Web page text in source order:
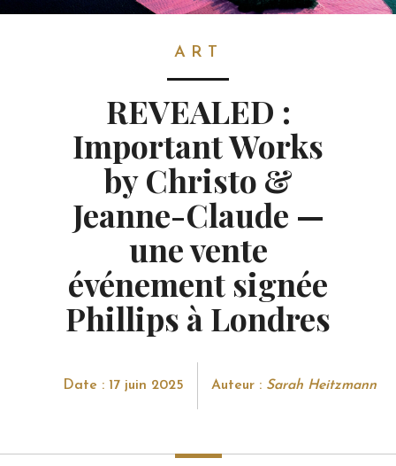
ART
REVEALED :
Important Works
by Christo &
Jeanne-Claude —
une vente
événement signée
Phillips à Londres
Date : 17 juin 2025 Auteur : Sarah Heitzmann